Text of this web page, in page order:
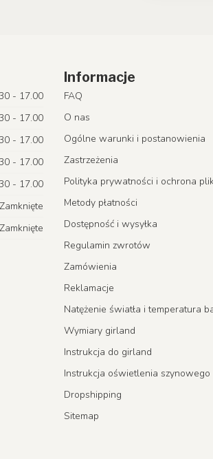
- 17.00
- 17.00
- 17.00
- 17.00
- 17.00
Zamknięte
Zamknięte
Informacje
FAQ
O nas
Ogólne warunki i postanowienia
Zastrzeżenia
Polityka prywatności i ochrona
Metody płatności
Dostępność i wysyłka
Regulamin zwrotów
Zamówienia
Reklamacje
Natężenie światła i temperatura
Wymiary girland
Instrukcja do girland
Instrukcja oświetlenia szynowego
Dropshipping
Sitemap